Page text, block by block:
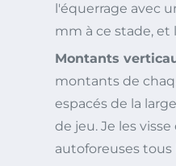
l'équerrage avec
mm à ce stade, et
Montants
montants de
espacés de la
de jeu. Je les
autoforeuses tous